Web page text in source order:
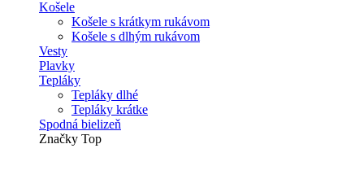
Košele
Košele s krátkym rukávom
Košele s dlhým rukávom
Vesty
Plavky
Tepláky
Tepláky dlhé
Tepláky krátke
Spodná bielizeň
Značky Top